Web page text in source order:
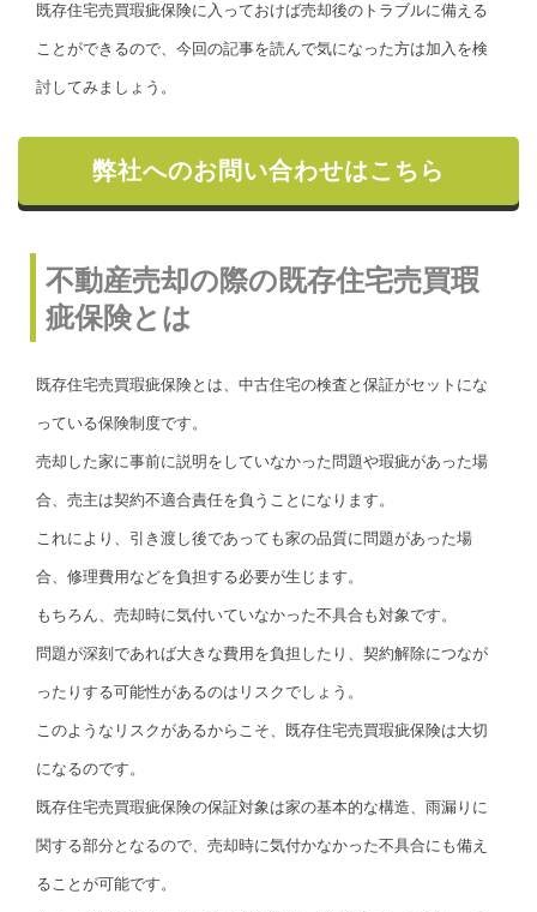
既存住宅売買瑕疵保険に入っておけば売却後のトラブルに備える
ことができるので、今回の記事を読んで気になった方は加入を検
討してみましょう。
弊社へのお問い合わせはこちら
不動産売却の際の既存住宅売買瑕
疵保険とは
既存住宅売買瑕疵保険とは、中古住宅の検査と保証がセットにな
っている保険制度です。
売却した家に事前に説明をしていなかった問題や瑕疵があった場
合、売主は契約不適合責任を負うことになります。
これにより、引き渡し後であっても家の品質に問題があった場
合、修理費用などを負担する必要が生じます。
もちろん、売却時に気付いていなかった不具合も対象です。
問題が深刻であれば大きな費用を負担したり、契約解除につなが
ったりする可能性があるのはリスクでしょう。
このようなリスクがあるからこそ、既存住宅売買瑕疵保険は大切
になるのです。
既存住宅売買瑕疵保険の保証対象は家の基本的な構造、雨漏りに
関する部分となるので、売却時に気付かなかった不具合にも備え
ることが可能です。